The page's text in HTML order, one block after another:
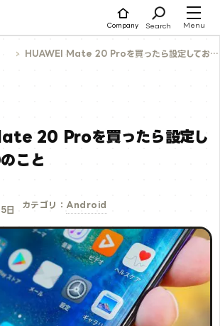
Company Search Menu
HUAWEI Mate 20 Proを買ったら設定しておきたい10のこと
20 Proを買ったら設定し
こと
日
カテゴリ： Android